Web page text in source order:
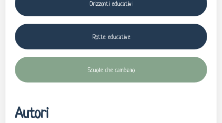
Orizzonti educativi
Rotte educative
Scuole che cambiano
Autori